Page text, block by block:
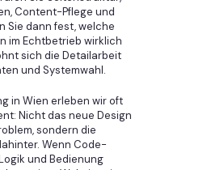
Content-Pflege und
Sie dann fest, welche
im Echtbetrieb wirklich
sich die Detailarbeit
und Systemwahl.
in Wien erleben wir oft
Nicht das neue Design
sondern die
Wenn Code-
und Bedienung